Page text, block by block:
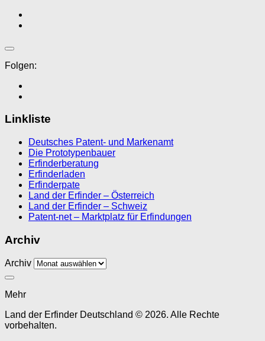
Folgen:
Linkliste
Deutsches Patent- und Markenamt
Die Prototypenbauer
Erfinderberatung
Erfinderladen
Erfinderpate
Land der Erfinder – Österreich
Land der Erfinder – Schweiz
Patent-net – Marktplatz für Erfindungen
Archiv
Archiv
Mehr
Land der Erfinder Deutschland © 2026. Alle Rechte
vorbehalten.